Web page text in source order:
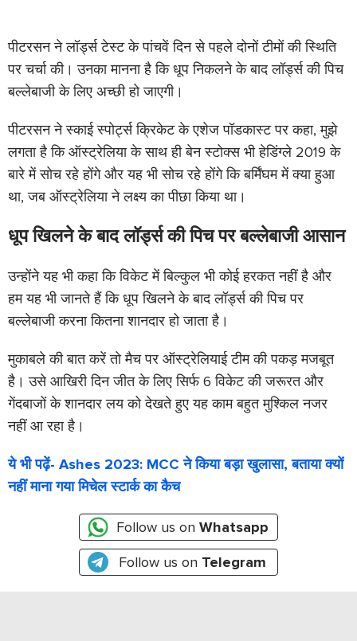
पीटरसन ने लॉर्ड्स टेस्ट के पांचवें दिन से पहले दोनों टीमों की स्थिति
पर चर्चा की। उनका मानना है कि धूप निकलने के बाद लॉर्ड्स की पिच
बल्लेबाजी के लिए अच्छी हो जाएगी।
पीटरसन ने स्काई स्पोर्ट्स क्रिकेट के एशेज पॉडकास्ट पर कहा, मुझे
लगता है कि ऑस्ट्रेलिया के साथ ही बेन स्टोक्स भी हेडिंग्ले 2019 के
बारे में सोच रहे होंगे और यह भी सोच रहे होंगे कि बर्मिंघम में क्या हुआ
था, जब ऑस्ट्रेलिया ने लक्ष्य का पीछा किया था।
धूप खिलने के बाद लॉर्ड्स की पिच पर बल्लेबाजी आसान
उन्होंने यह भी कहा कि विकेट में बिल्कुल भी कोई हरकत नहीं है और
हम यह भी जानते हैं कि धूप खिलने के बाद लॉर्ड्स की पिच पर
बल्लेबाजी करना कितना शानदार हो जाता है।
मुकाबले की बात करें तो मैच पर ऑस्ट्रेलियाई टीम की पकड़ मजबूत
है। उसे आखिरी दिन जीत के लिए सिर्फ 6 विकेट की जरूरत और
गेंदबाजों के शानदार लय को देखते हुए यह काम बहुत मुश्किल नजर
नहीं आ रहा है।
ये भी पढ़ें- Ashes 2023: MCC ने किया बड़ा खुलासा, बताया क्यों
नहीं माना गया मिचेल स्टार्क का कैच
Follow us on Whatsapp
Follow us on Telegram